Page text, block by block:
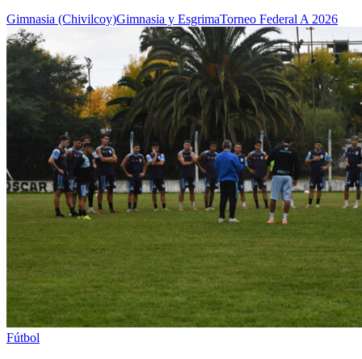
Gimnasia (Chivilcoy)Gimnasia y EsgrimaTorneo Federal A 2026
Fútbol